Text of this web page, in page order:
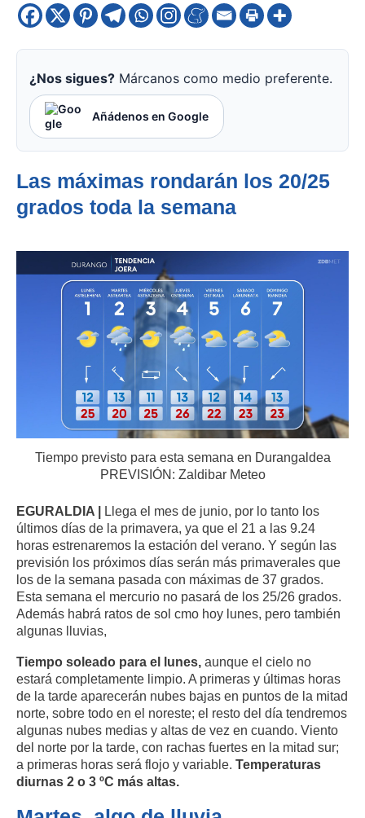
¿Nos sigues? Márcanos como medio preferente.
Añádenos en Google
Las máximas rondarán los 20/25
grados toda la semana
Tiempo previsto para esta semana en Durangaldea
PREVISIÓN: Zaldibar Meteo
EGURALDIA |
Llega el mes de junio, por lo tanto los
últimos días de la primavera, ya que el 21 a las 9.24
horas estrenaremos la estación del verano. Y según las
previsión los próximos días serán más primaverales que
los de la semana pasada con máximas de 37 grados.
Esta semana el mercurio no pasará de los 25/26 grados.
Además habrá ratos de sol cmo hoy lunes, pero también
algunas lluvias,
Tiempo soleado para el lunes, aunque el cielo no
estará completamente limpio. A primeras y últimas horas
de la tarde aparecerán nubes bajas en puntos de la mitad
norte, sobre todo en el noreste; el resto del día tendremos
algunas nubes medias y altas de vez en cuando. Viento
del norte por la tarde, con rachas fuertes en la mitad sur;
a primeras horas será flojo y variable. Temperaturas
diurnas 2 o 3 ºC más altas.